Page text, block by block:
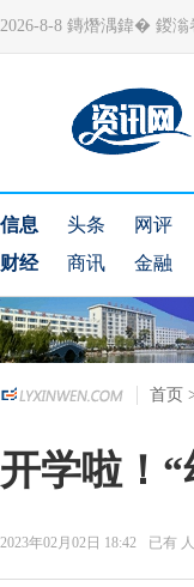
2026-8-8 鏄熸湡鍏� 鍐
信息 头条 网评
财经
商讯 金融
首页
开学啦！“
2023年02月02日 18:42 已有